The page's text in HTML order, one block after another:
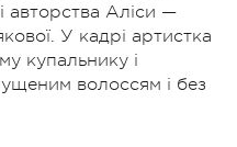
авторства Аліси —
У кадрі артистка
купальнику і
волоссям і без